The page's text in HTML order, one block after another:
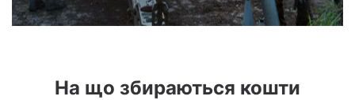
На що збираються кошти